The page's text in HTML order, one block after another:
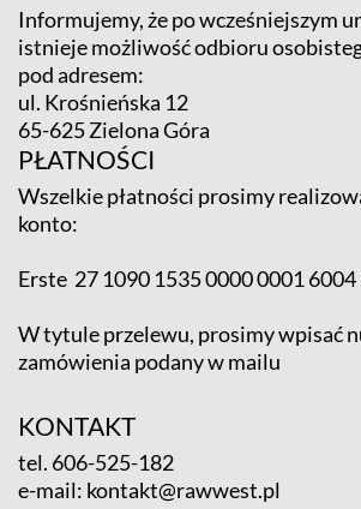
Informujemy, że po wcześniejszym
istnieje możliwość odbioru
pod adresem:
ul. Krośnieńska 12
65-625 Zielona Góra
PŁATNOŚCI
Wszelkie płatności prosimy
konto:
Erste 27 1090 1535 0000 0001
W tytule przelewu, prosimy wpisać
zamówienia podany w mailu
KONTAKT
tel. 606-525-182
e-mail: kontakt@rawwest.pl